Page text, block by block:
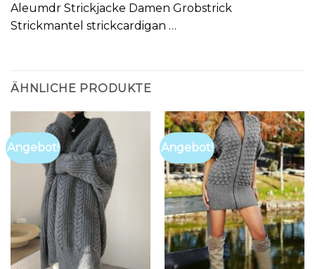
Aleumdr Strickjacke Damen Grobstrick
Strickmantel strickcardigan …
ÄHNLICHE PRODUKTE
Angebot! Angebot!